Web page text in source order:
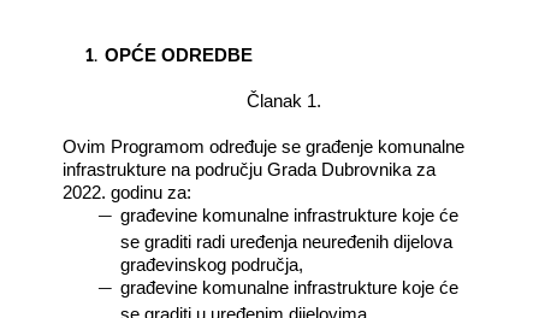
1. OPĆE ODREDBE
Članak 1.
Ovim Programom određuje se građenje komunalne
infrastrukture na području Grada Dubrovnika za
2022. godinu za:
― građevine komunalne infrastrukture koje će
se graditi radi uređenja neuređenih dijelova
građevinskog područja,
― građevine komunalne infrastrukture koje će
se graditi u uređenim dijelovima